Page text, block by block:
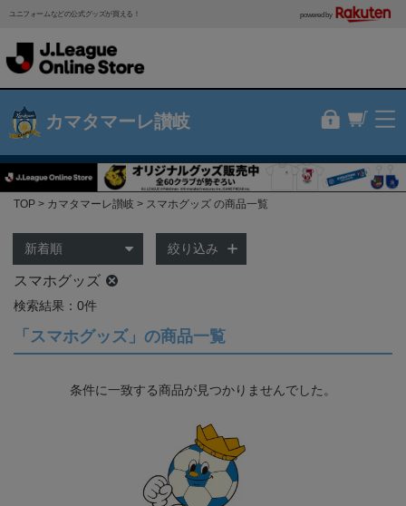
ユニフォームなどの公式グッズが買える！ powered by
カマタマーレ讃岐
TOP カマタマーレ讃岐 スマホグッズ の商品一覧
絞り込み
スマホグッズ
検索結果：0件
「スマホグッズ」の商品一覧
条件に一致する商品が見つかりませんでした。